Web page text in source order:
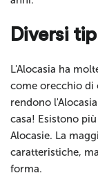
Diversi
L'Alocasia ha
come orecchio di
rendono
casa! Esistono
Alocasie. La
caratteristiche,
forma.